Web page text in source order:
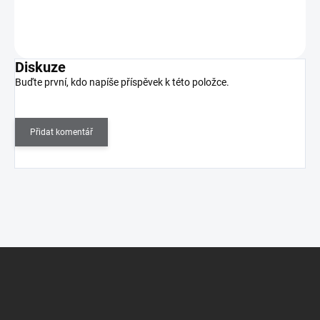
Diskuze
Buďte první, kdo napíše příspěvek k této položce.
Přidat komentář